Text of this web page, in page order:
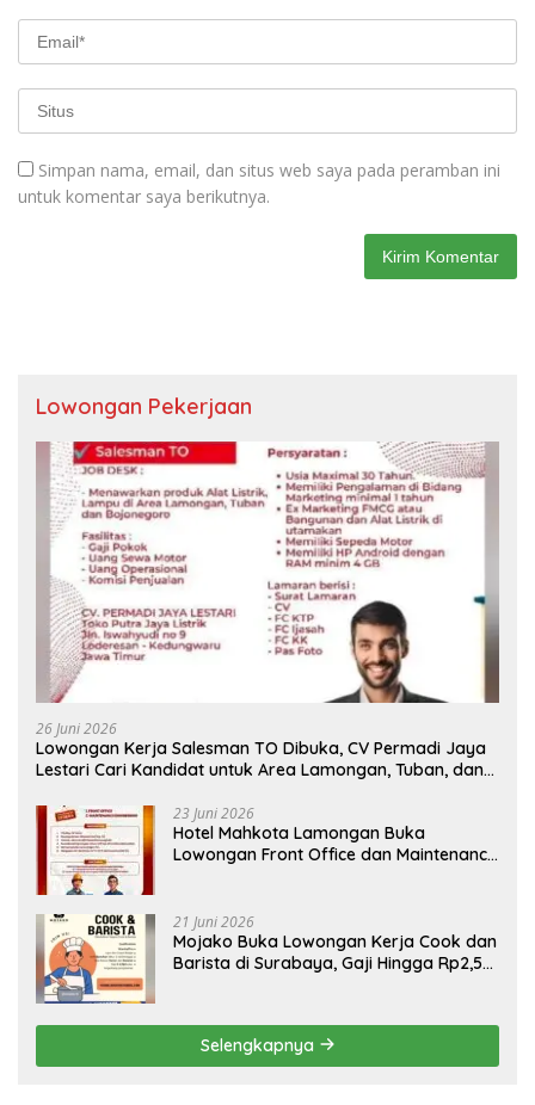
Simpan nama, email, dan situs web saya pada peramban ini
untuk komentar saya berikutnya.
Lowongan Pekerjaan
26 Juni 2026
Lowongan Kerja Salesman TO Dibuka, CV Permadi Jaya
Lestari Cari Kandidat untuk Area Lamongan, Tuban, dan
23 Juni 2026
Hotel Mahkota Lamongan Buka
Lowongan Front Office dan Maintenance
21 Juni 2026
Mojako Buka Lowongan Kerja Cook dan
Barista di Surabaya, Gaji Hingga Rp2,5
Selengkapnya